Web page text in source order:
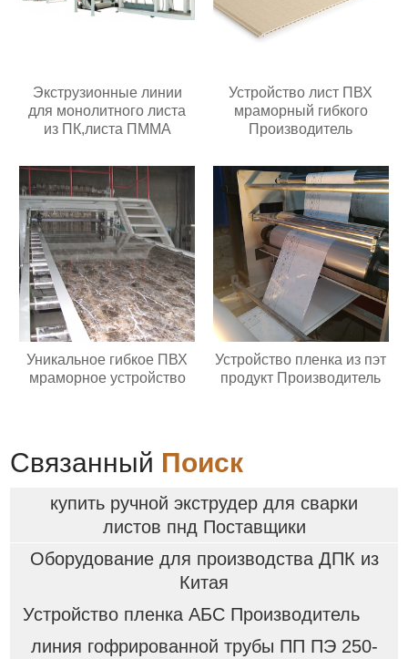
Экструзионные линии
для монолитного листа
из ПК,листа ПММА
Устройство лист ПВХ
мраморный гибкого
Производитель
Уникальное гибкое ПВХ
мраморное устройство
Устройство пленка из пэт
продукт Производитель
Связанный Поиск
купить ручной экструдер для сварки
листов пнд Поставщики
Оборудование для производства ДПК из
Китая
Устройство пленка АБС Производитель
линия гофрированной трубы ПП ПЭ 250-